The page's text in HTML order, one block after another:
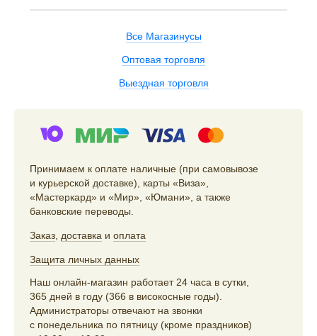
Все Магазинусы
Оптовая торговля
Выездная торговля
Принимаем к оплате наличные (при самовывозе
и курьерской доставке), карты «Виза»,
«Мастеркард» и «Мир», «Юмани», а также
банковские переводы.
Заказ доставка и оплата
Защита личных данных
Наш онлайн-магазин работает 24 часа в сутки,
365 дней в году (366 в високосные годы).
Администраторы отвечают на звонки
с понедельника по пятницу (кроме праздников)